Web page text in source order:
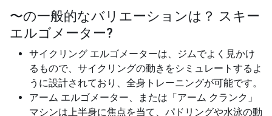
〜の一般的なバリエーションは？ スキー
エルゴメーター?
サイクリング エルゴメーターは、ジムでよく見かけ
るもので、サイクリングの動きをシミュレートするよ
うに設計されており、全身トレーニングが可能です。
アーム エルゴメーター、または「アーム クランク」
マシンは上半身に焦点を当て、パドリングや水泳の動